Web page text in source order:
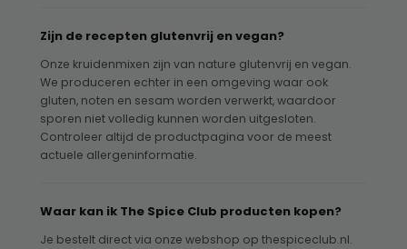
Zijn de recepten glutenvrij en vegan?
Onze kruidenmixen zijn van nature glutenvrij en vegan.
We produceren echter in een omgeving waar ook
gluten, noten en sesam worden verwerkt, waardoor
sporen niet volledig kunnen worden uitgesloten.
Controleer altijd de productpagina voor de meest
actuele allergeninformatie.
Waar kan ik The Spice Club producten kopen?
Je bestelt direct via onze webshop op thespiceclub.nl.